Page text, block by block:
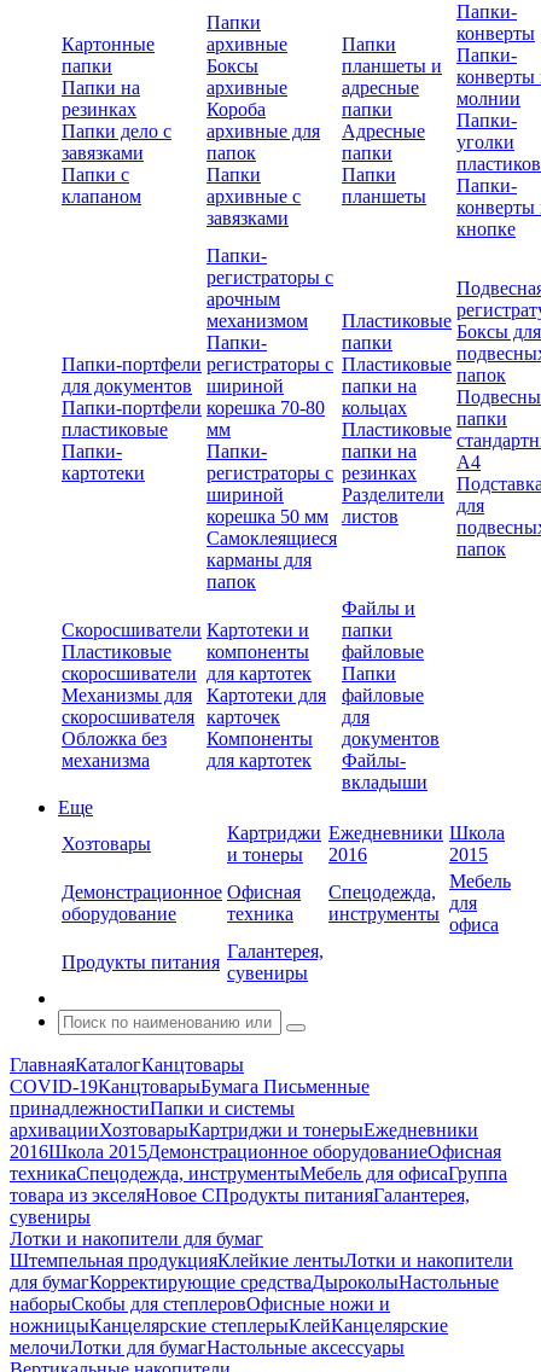
Картонные
папки
Папки на
резинках
Папки дело с
завязками
Папки с
клапаном
Папки
архивные
Боксы
архивные
Короба
архивные для
папок
Папки
архивные с
завязками
Папки
планшеты и
адресные
папки
Адресные
папки
Папки
планшеты
Папки-
конверты
Папки-
конверты
молнии
Папки-
уголки
Папки-
конверты
кнопке
Папки-портфели
для документов
Папки-портфели
пластиковые
Папки-
картотеки
Папки-
регистраторы с
арочным
механизмом
Папки-
регистраторы с
шириной
корешка 70-80
мм
Папки-
регистраторы с
шириной
корешка 50 мм
Самоклеящиеся
карманы для
папок
Пластиковые
папки
Пластиковые
папки на
кольцах
Пластиковые
папки на
резинках
Разделители
листов
Боксы для
папок
папки
А4
для
папок
Скоросшиватели
Пластиковые
скоросшиватели
Механизмы для
скоросшивателя
Обложка без
механизма
Картотеки и
компоненты
для картотек
Картотеки для
карточек
Компоненты
для картотек
Файлы и
папки
файловые
Папки
файловые
для
документов
Файлы-
вкладыши
Еще
Хозтовары
Картриджи
и тонеры
Ежедневники
2016
Школа
2015
Демонстрационное
оборудование
Офисная
техника
Спецодежда,
инструменты
Мебель
для
офиса
Продукты питания
Галантерея,
сувениры
ГлавнаяКаталогКанцтовары
COVID-19КанцтоварыБумага Письменные
принадлежностиПапки и системы
архивацииХозтоварыКартриджи и тонерыЕжедневники
2016Школа 2015Демонстрационное оборудованиеОфисная
техникаСпецодежда, инструментыМебель для офисаГруппа
товара из экселяНовое СПродукты питанияГалантерея,
сувениры
Лотки и накопители для бумаг
Штемпельная продукцияКлейкие лентыЛотки и накопители
для бумагКорректирующие средстваДыроколыНастольные
наборыСкобы для степлеровОфисные ножи и
ножницыКанцелярские степлерыКлейКанцелярские
мелочиЛотки для бумагНастольные аксессуары